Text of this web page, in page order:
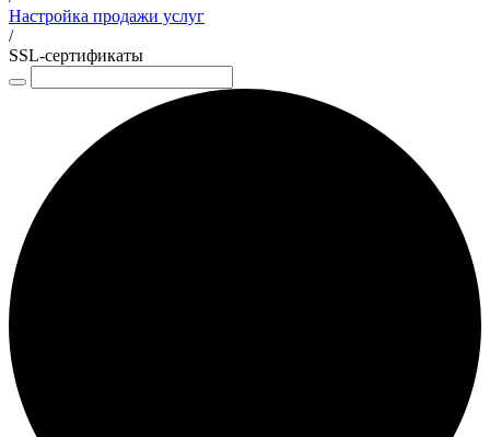
Настройка продажи услуг
/
SSL-сертификаты